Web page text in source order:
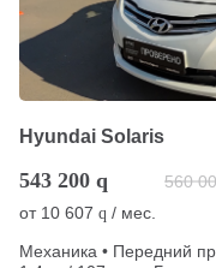
Hyundai Solaris
543 200 q 560
от 10 607 q / мес.
Механика • Передний